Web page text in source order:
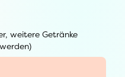
weitere Getränke